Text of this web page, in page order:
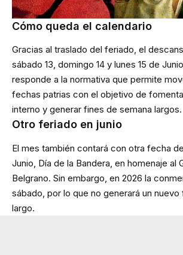
Cómo queda el calendario
Gracias al traslado del feriado, el
sábado 13, domingo 14 y lunes 15 de
responde a la normativa que permite
fechas patrias con el objetivo de
interno y generar fines de semana largos.
Otro feriado en junio
El mes también contará con otra fecha
Junio, Día de la Bandera, en homenaje al
Belgrano. Sin embargo, en 2026 la
sábado, por lo que no generará un nuevo
largo.